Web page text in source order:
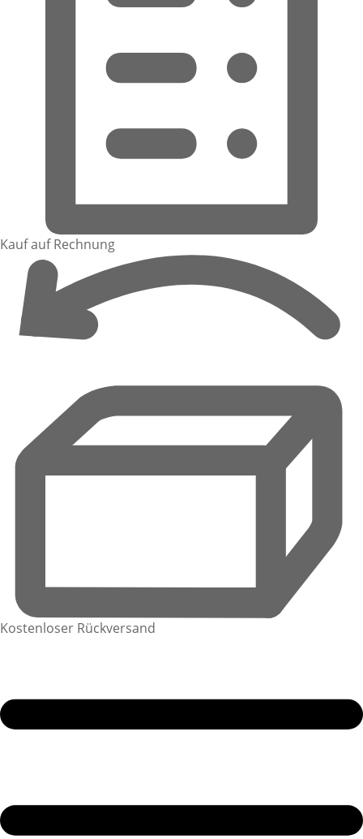
Kauf auf Rechnung
Kostenloser Rückversand